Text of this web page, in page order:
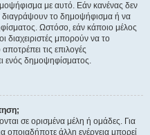
με αυτό. Εάν κανένας δεν
διαγράψουν το δημοψήφισμα ή να
Ωστόσο, εάν κάποιο μέλος
διαχειριστές μπορούν να το
τις επιλογές
ενός δημοψηφίσματος.
σε ορισμένα μέλη ή ομάδες. Για
οποιαδήποτε άλλη ενέργεια μπορεί